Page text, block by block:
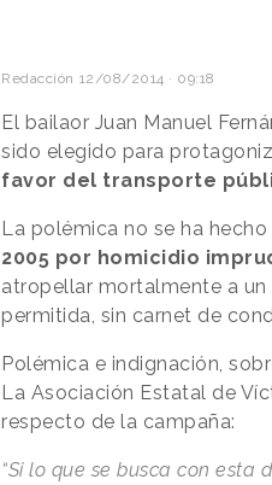
Redacción 12/08/2014 · 09:18
El bailaor Juan Manuel
sido elegido para
favor del transporte
La polémica no se ha
2005 por homicidio
atropellar mortalmente a
permitida, sin carnet de
Polémica e indignación,
La Asociación Estatal de
respecto de la campaña:
“Si lo que se busca con esta